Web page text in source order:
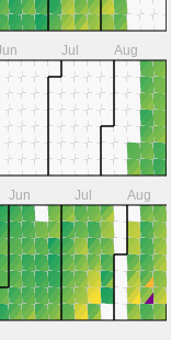
Jul Aug
Jun Jul Aug